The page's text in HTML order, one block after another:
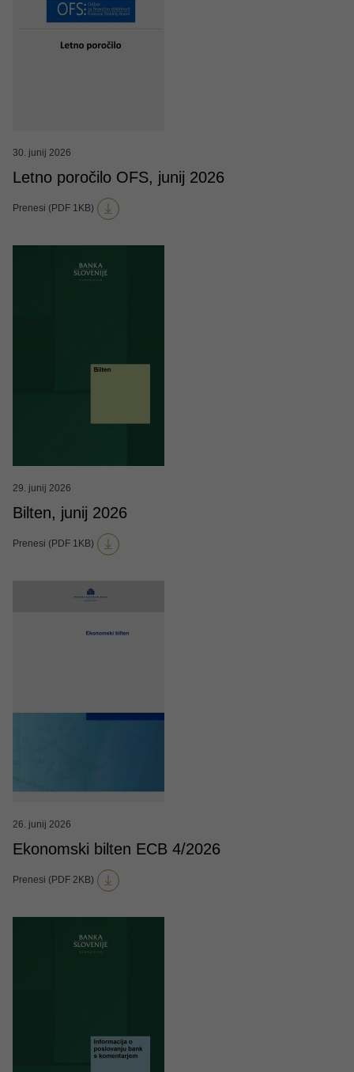
30. junij 2026
Letno poročilo OFS, junij 2026
Prenesi (PDF 1KB)
29. junij 2026
Bilten, junij 2026
Prenesi (PDF 1KB)
26. junij 2026
Ekonomski bilten ECB 4/2026
Prenesi (PDF 2KB)